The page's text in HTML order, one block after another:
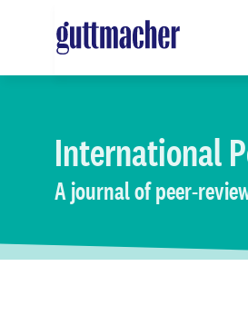
main
International
A journal of peer-